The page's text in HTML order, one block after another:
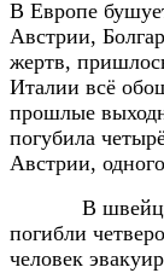
В Европе
Австрии,
жертв,
Италии всё
прошлые
погубила
Австрии,
В
погибли
человек